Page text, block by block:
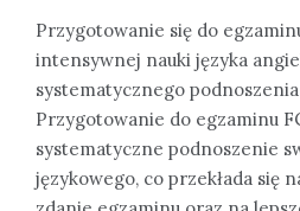
Przygotowanie się do
intensywnej nauki języka
systematycznego
Przygotowanie do egzaminu
systematyczne podnoszenie
językowego, co przekłada się